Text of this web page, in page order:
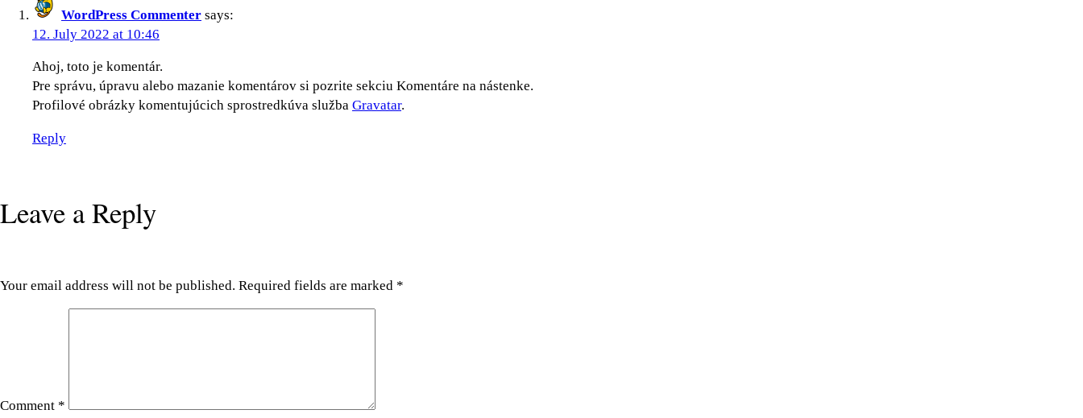
WordPress Commenter says:
12. July 2022 at 10:46
Ahoj, toto je komentár.
Pre správu, úpravu alebo mazanie komentárov si pozrite sekciu Komentáre na nástenke.
Profilové obrázky komentujúcich sprostredkúva služba Gravatar.
Reply
Leave a Reply
Your email address will not be published. Required fields are marked *
Comment *